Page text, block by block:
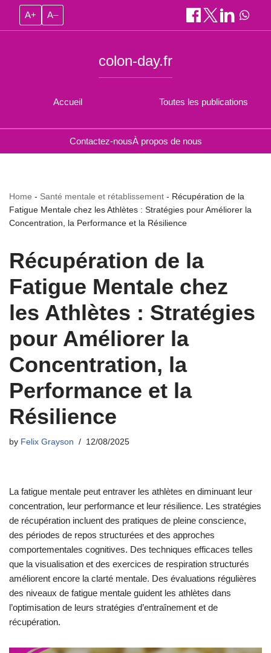
A+ A–
Accueil
colon-day.fr
Toutes les publications
Contactez-nousÀ propos de nous
Home - Santé mentale et rétablissement - Récupération de la
Fatigue Mentale chez les Athlètes : Stratégies pour Améliorer la
Concentration, la Performance et la Résilience
Récupération de la
Fatigue Mentale chez
les Athlètes : Stratégies
pour Améliorer la
Concentration, la
Performance et la
Résilience
by Felix Grayson 12/08/2025
La fatigue mentale peut entraver les athlètes en diminuant leur
concentration, leur performance et leur résilience. Les stratégies
de récupération incluent des pratiques de pleine conscience,
des périodes de repos structurées et des approches
comportementales cognitives. Des techniques efficaces telles
que la visualisation et des exercices de respiration structurés
améliorent encore la clarté mentale. Des évaluations régulières
des niveaux de fatigue mentale guident les athlètes dans
l’optimisation de leurs stratégies d’entraînement et de
récupération.